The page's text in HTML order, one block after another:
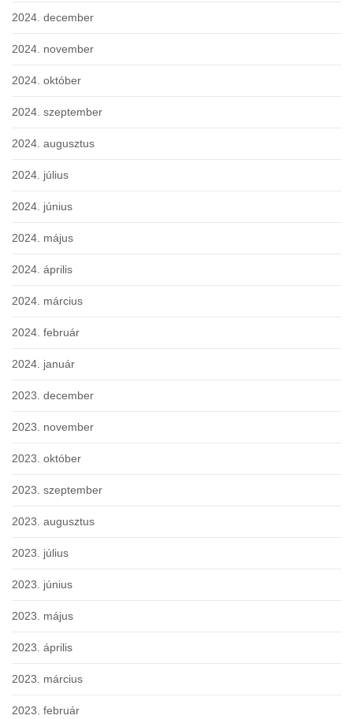
2024. december
2024. november
2024. október
2024. szeptember
2024. augusztus
2024. július
2024. június
2024. május
2024. április
2024. március
2024. február
2024. január
2023. december
2023. november
2023. október
2023. szeptember
2023. augusztus
2023. július
2023. június
2023. május
2023. április
2023. március
2023. február